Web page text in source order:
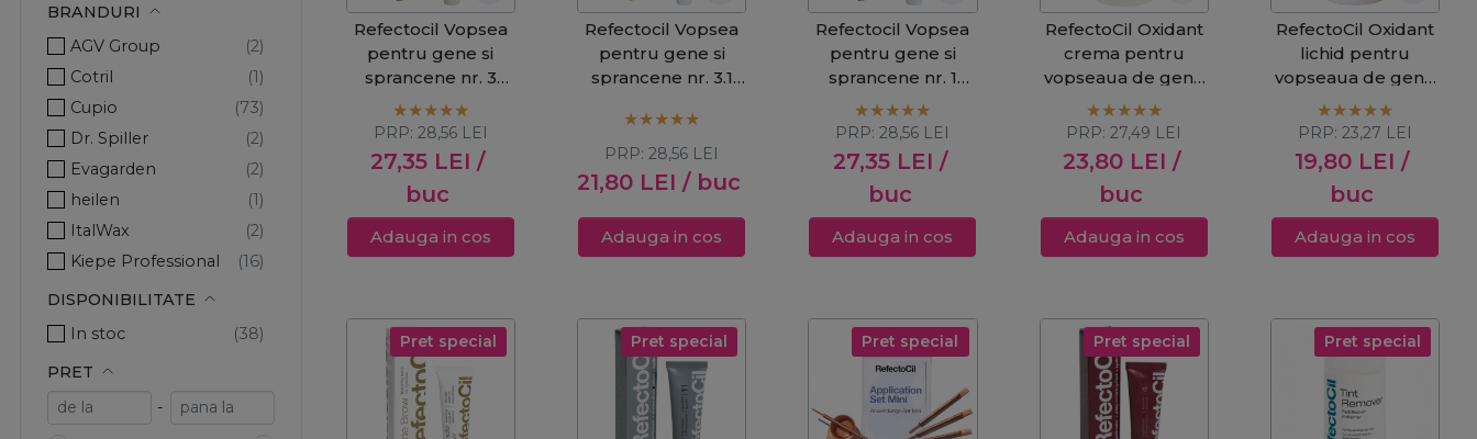
BRANDURI
AGV Group
Cotril
Cupio
Dr. Spiller
Evagarden
heilen
ItalWax
Kiepe Professional
Long Lashes
Nippes
Prima
DISPONIBILITATE
In stoc
PRET
-
Refectocil Vopsea
pentru gene si
sprancene nr. 3
maro natural 15ml
27,35 LEI /
buc
PRP: 28,56 LEI
Adauga in cos
Refectocil Vopsea
pentru gene si
sprancene nr. 3.1
21,80 LEI / buc
PRP:28,56 LEI
Adauga in cos
Refectocil Vopsea
pentru gene si
sprancene nr. 1
negru intens 15ml
27,35 LEI /
buc
PRP:28,56 LEI
Adauga in cos
RefectoCil Oxidant
crema pentru
vopseaua de gene
si sprancene 3%
100ml
23,80 LEI /
buc
PRP:27,49 LEI
Adauga in cos
RefectoCil Oxidant
lichid pentru
vopseaua de gene
si sprancene 3%
100ml
19,80 LEI /
buc
PRP: 23,27 LEI
Adauga in cos
Pret special Pret special Pret special Pret special Pret special